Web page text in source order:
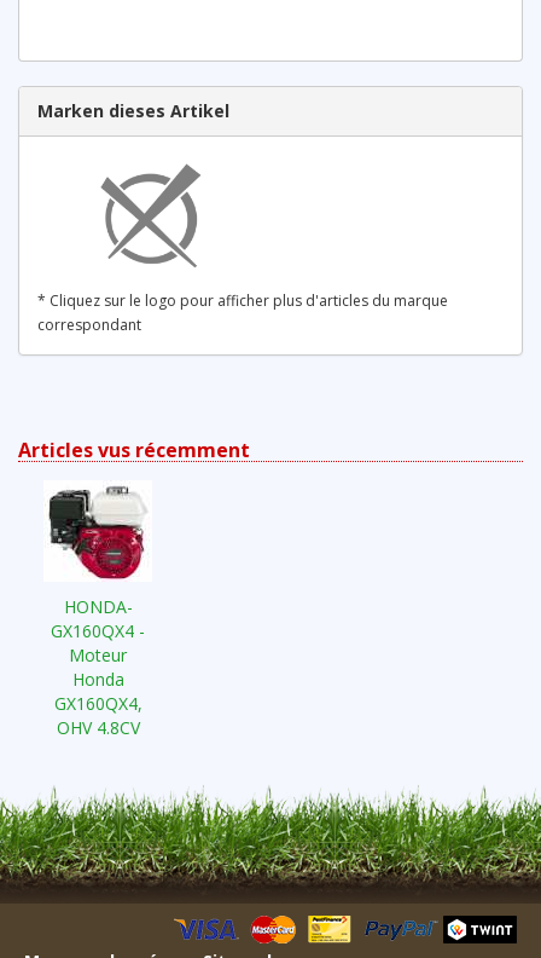
Marken dieses Artikel
* Cliquez sur le logo pour afficher plus d'articles du marque
correspondant
Articles vus récemment
HONDA-
GX160QX4 -
Moteur
Honda
GX160QX4,
OHV 4.8CV